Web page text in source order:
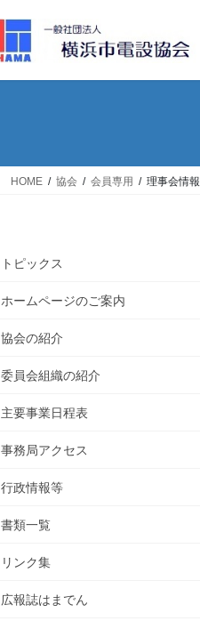
HOME 協会 会員専用 理事会情報
トピックス
ホームページのご案内
協会の紹介
委員会組織の紹介
主要事業日程表
事務局アクセス
行政情報等
書類一覧
リンク集
広報誌はまでん